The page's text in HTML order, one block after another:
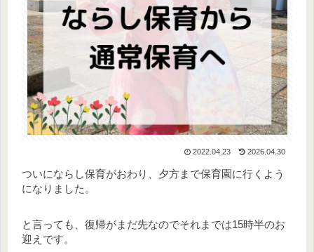
2022.04.23 2026.04.30
ついにならし保育がおわり、夕方まで保育園に行くよう
になりました。
と言っても、復帰がまだ先なのでそれまでは15時半のお
迎えです。